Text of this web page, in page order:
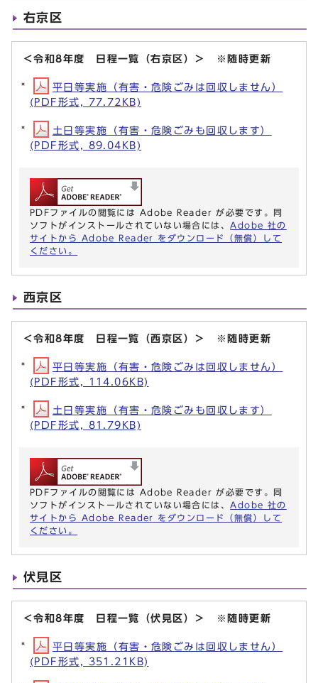
右京区
＜令和8年度 日程一覧（右京区）＞ ※随時更新
平日等実施（有害・危険ごみは回収しません）
(PDF形式, 77.72KB)
土日等実施（有害・危険ごみも回収します）
(PDF形式, 89.04KB)
PDFファイルの閲覧には Adobe Reader が必要です。同
ソフトがインストールされていない場合には、 Adobe 社の
サイトから Adobe Reader をダウンロード（無償）して
ください。
西京区
＜令和8年度 日程一覧（西京区）＞ ※随時更新
平日等実施（有害・危険ごみは回収しません）
(PDF形式, 114.06KB)
土日等実施（有害・危険ごみも回収します）
(PDF形式, 81.79KB)
PDFファイルの閲覧には Adobe Reader が必要です。同
ソフトがインストールされていない場合には、 Adobe 社の
サイトから Adobe Reader をダウンロード（無償）して
ください。
伏見区
＜令和8年度 日程一覧（伏見区）＞ ※随時更新
平日等実施（有害・危険ごみは回収しません）
(PDF形式, 351.21KB)